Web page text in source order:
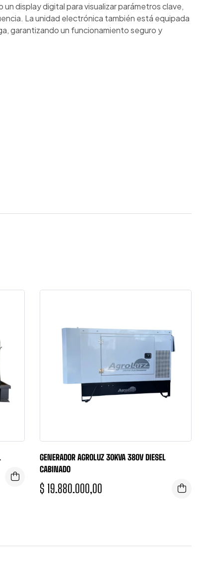
display digital para visualizar parámetros clave,
La unidad electrónica también está equipada
garantizando un funcionamiento seguro y
GENERADOR AGROLUZ 30KVA 380V DIESEL
CABINADO
$ 19.880.000,00